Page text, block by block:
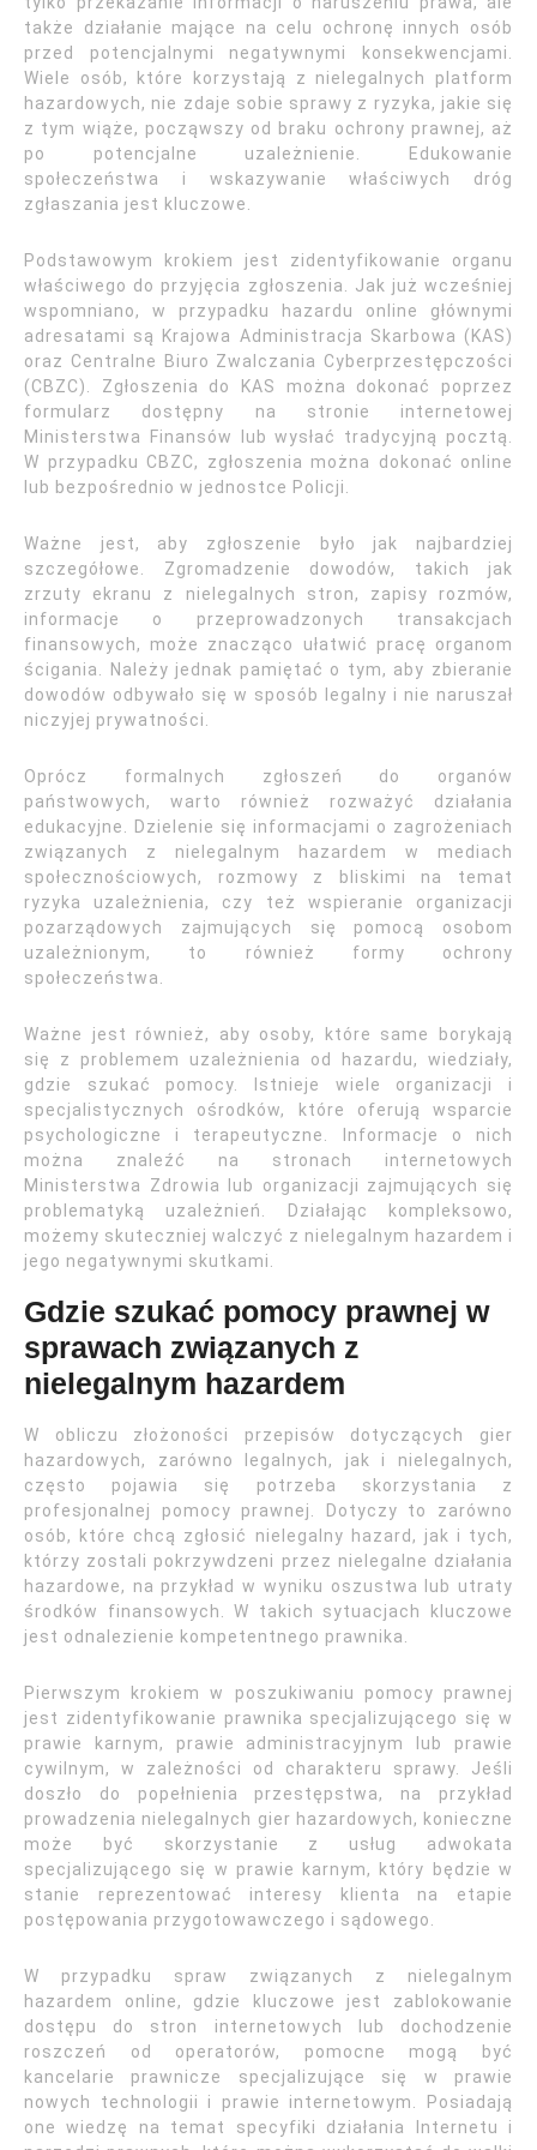
także działanie mające na celu ochronę innych osób
przed potencjalnymi negatywnymi konsekwencjami.
Wiele osób, które korzystają z nielegalnych platform
hazardowych, nie zdaje sobie sprawy z ryzyka, jakie się
z tym wiąże, począwszy od braku ochrony prawnej, aż
po potencjalne uzależnienie. Edukowanie
społeczeństwa i wskazywanie właściwych dróg
zgłaszania jest kluczowe.
Podstawowym krokiem jest zidentyfikowanie organu
właściwego do przyjęcia zgłoszenia. Jak już wcześniej
wspomniano, w przypadku hazardu online głównymi
adresatami są Krajowa Administracja Skarbowa (KAS)
oraz Centralne Biuro Zwalczania Cyberprzestępczości
(CBZC). Zgłoszenia do KAS można dokonać poprzez
formularz dostępny na stronie internetowej
Ministerstwa Finansów lub wysłać tradycyjną pocztą.
W przypadku CBZC, zgłoszenia można dokonać online
lub bezpośrednio w jednostce Policji.
Ważne jest, aby zgłoszenie było jak najbardziej
szczegółowe. Zgromadzenie dowodów, takich jak
zrzuty ekranu z nielegalnych stron, zapisy rozmów,
informacje o przeprowadzonych transakcjach
finansowych, może znacząco ułatwić pracę organom
ścigania. Należy jednak pamiętać o tym, aby zbieranie
dowodów odbywało się w sposób legalny i nie naruszał
niczyjej prywatności.
Oprócz formalnych zgłoszeń do organów
państwowych, warto również rozważyć działania
edukacyjne. Dzielenie się informacjami o zagrożeniach
związanych z nielegalnym hazardem w mediach
społecznościowych, rozmowy z bliskimi na temat
ryzyka uzależnienia, czy też wspieranie organizacji
pozarządowych zajmujących się pomocą osobom
uzależnionym, to również formy ochrony
społeczeństwa.
Ważne jest również, aby osoby, które same borykają
się z problemem uzależnienia od hazardu, wiedziały,
gdzie szukać pomocy. Istnieje wiele organizacji i
specjalistycznych ośrodków, które oferują wsparcie
psychologiczne i terapeutyczne. Informacje o nich
można znaleźć na stronach internetowych
Ministerstwa Zdrowia lub organizacji zajmujących się
problematyką uzależnień. Działając kompleksowo,
możemy skuteczniej walczyć z nielegalnym hazardem i
jego negatywnymi skutkami.
Gdzie szukać pomocy prawnej w
sprawach związanych z
nielegalnym hazardem
W obliczu złożoności przepisów dotyczących gier
hazardowych, zarówno legalnych, jak i nielegalnych,
często pojawia się potrzeba skorzystania z
profesjonalnej pomocy prawnej. Dotyczy to zarówno
osób, które chcą zgłosić nielegalny hazard, jak i tych,
którzy zostali pokrzywdzeni przez nielegalne działania
hazardowe, na przykład w wyniku oszustwa lub utraty
środków finansowych. W takich sytuacjach kluczowe
jest odnalezienie kompetentnego prawnika.
Pierwszym krokiem w poszukiwaniu pomocy prawnej
jest zidentyfikowanie prawnika specjalizującego się w
prawie karnym, prawie administracyjnym lub prawie
cywilnym, w zależności od charakteru sprawy. Jeśli
doszło do popełnienia przestępstwa, na przykład
prowadzenia nielegalnych gier hazardowych, konieczne
może być skorzystanie z usług adwokata
specjalizującego się w prawie karnym, który będzie w
stanie reprezentować interesy klienta na etapie
postępowania przygotowawczego i sądowego.
W przypadku spraw związanych z nielegalnym
hazardem online, gdzie kluczowe jest zablokowanie
dostępu do stron internetowych lub dochodzenie
roszczeń od operatorów, pomocne mogą być
kancelarie prawnicze specjalizujące się w prawie
nowych technologii i prawie internetowym. Posiadają
one wiedzę na temat specyfiki działania Internetu i